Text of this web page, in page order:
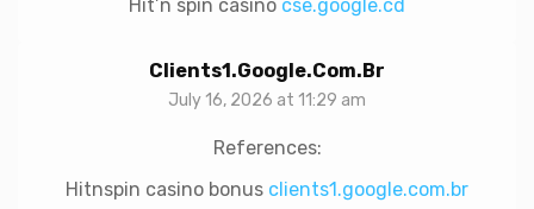
Hit’n spin casino cse.google.cd
Clients1.google.com.br
July 16, 2026 at 11:29 am
References:
Hitnspin casino bonus clients1.google.com.br